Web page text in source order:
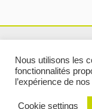
Nous utilisons les
fonctionnalités
l’expérience de
Cookie settings